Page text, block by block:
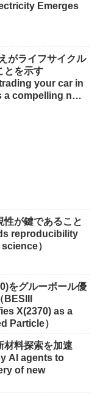
Emerges
がライフサイクル
とを示す
your car in
a compelling new
性が鍵であること
reproducibility
）
をグルーボール優
X(2370) as a
Particle）
材料探索を加速
AI agents to
of new